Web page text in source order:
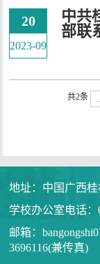
20
2023-09
中共
部联
共2条
地址：中国广西
学校办公室电话：
邮箱：
3696116(兼传真)